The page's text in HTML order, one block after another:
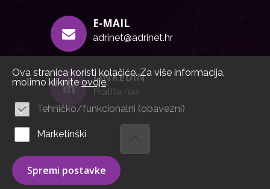
E-MAIL
adrinet@adrinet.hr
LINKEDIN
Pratite nas
Ova stranica koristi kolačiće. Za više informacija,
molimo kliknite ovdje.
Tehničko/funkcionalni (obavezni)
Marketinški
Spremi postavke